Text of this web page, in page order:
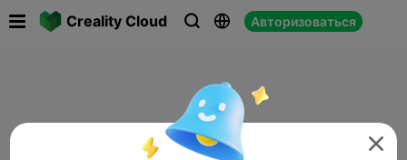
Creality Cloud   Авторизоваться
